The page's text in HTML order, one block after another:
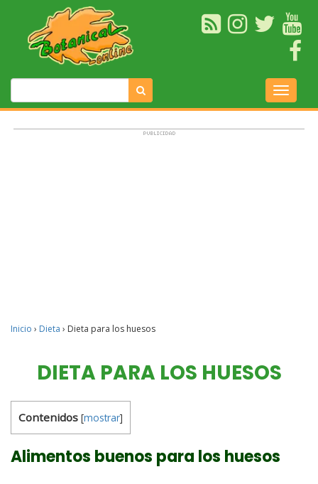
Inicio › Dieta › Dieta para los huesos
DIETA PARA LOS HUESOS
Contenidos [mostrar]
Alimentos buenos para los huesos